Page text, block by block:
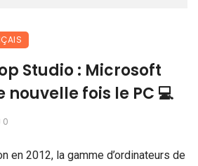
Studio : Microsoft
fois le PC 💻
0
en 2012, la gamme d’ordinateurs de